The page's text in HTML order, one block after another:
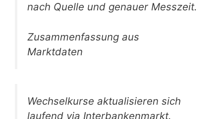
nach Quelle und genauer Messzeit.
Zusammenfassung aus
Marktdaten
Wechselkurse aktualisieren sich
laufend via Interbankenmarkt.